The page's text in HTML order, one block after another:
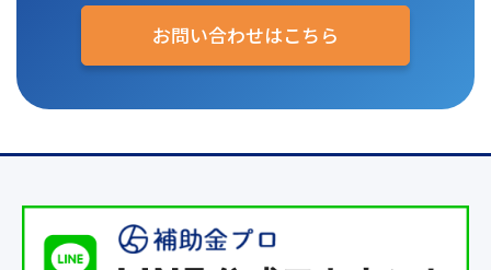
お問い合わせはこちら